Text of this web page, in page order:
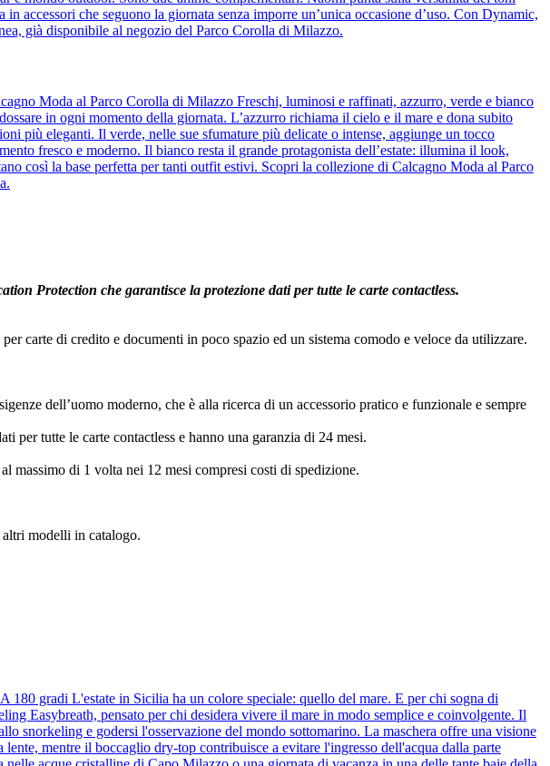
accessori che seguono la giornata senza imporre un’unica occasione d’uso. Con Dynamic,
già disponibile al negozio del Parco Corolla di Milazzo.
Moda al Parco Corolla di Milazzo Freschi, luminosi e raffinati, azzurro, verde e bianco
in ogni momento della giornata. L’azzurro richiama il cielo e il mare e dona subito
più eleganti. Il verde, nelle sue sfumature più delicate o intense, aggiunge un tocco
fresco e moderno. Il bianco resta il grande protagonista dell’estate: illumina il look,
così la base perfetta per tanti outfit estivi. Scopri la collezione di Calcagno Moda al Parco
Protection che garantisce la protezione dati per tutte le carte contactless.
carte di credito e documenti in poco spazio ed un sistema comodo e veloce da utilizzare.
dell’uomo moderno, che è alla ricerca di un accessorio pratico e funzionale e sempre
tutte le carte contactless e hanno una garanzia di 24 mesi.
massimo di 1 volta nei 12 mesi compresi costi di spedizione.
modelli in catalogo.
gradi L'estate in Sicilia ha un colore speciale: quello del mare. E per chi sogna di
Easybreath, pensato per chi desidera vivere il mare in modo semplice e coinvolgente. Il
snorkeling e godersi l'osservazione del mondo sottomarino. La maschera offre una visione
mentre il boccaglio dry-top contribuisce a evitare l'ingresso dell'acqua dalla parte